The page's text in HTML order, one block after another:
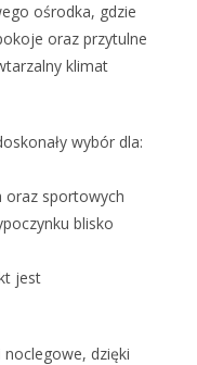
ośrodka, gdzie
oraz przytulne
klimat
wybór dla:
oraz sportowych
blisko
jest
dzięki